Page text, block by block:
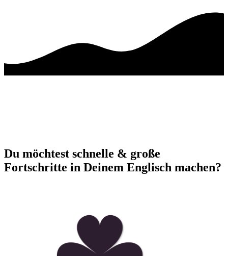
Du möchtest schnelle & große
Fortschritte in Deinem Englisch machen?